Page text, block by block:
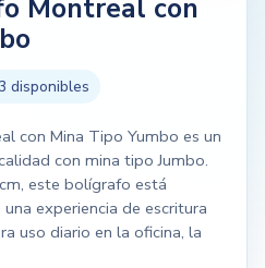
Montreal con
disponibles
con Mina Tipo Yumbo es un
con mina tipo Jumbo.
este bolígrafo está
experiencia de escritura
uso diario en la oficina, la